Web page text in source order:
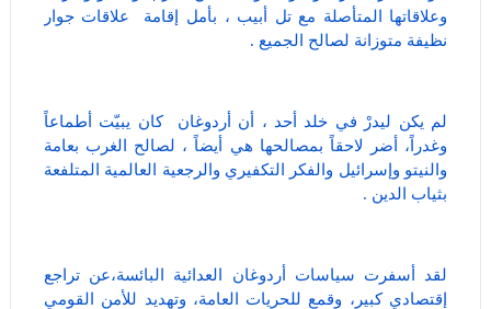
وعلاقاتها المتأصلة مع تل أبيب ، بأمل إقامة علاقات جوار
نظيفة متوزانة لصالح الجميع .
لم يكن ليدرْ في خلد أحد ، أن أردوغان كان يبيّت أطماعاً
وغدراً، أضر لاحقاً بمصالحها هي أيضاً ، لصالح الغرب بعامة
والنيتو وإسرائيل والفكر التكفيري والرجعية العالمية المتلفعة
بثياب الدين .
لقد أسفرت سياسات أردوغان العدائية البائسة،عن تراجع
إقتصادي كبير، وقمع للحريات العامة، وتهديد للأمن القومي